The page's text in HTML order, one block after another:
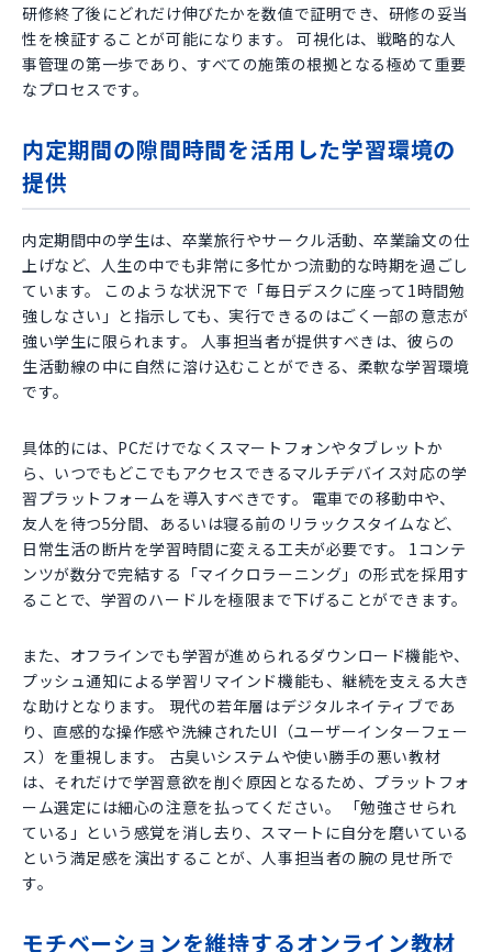
研修終了後にどれだけ伸びたかを数値で証明でき、研修の妥当
性を検証することが可能になります。 可視化は、戦略的な人
事管理の第一歩であり、すべての施策の根拠となる極めて重要
なプロセスです。
内定期間の隙間時間を活用した学習環境の
提供
内定期間中の学生は、卒業旅行やサークル活動、卒業論文の仕
上げなど、人生の中でも非常に多忙かつ流動的な時期を過ごし
ています。 このような状況下で「毎日デスクに座って1時間勉
強しなさい」と指示しても、実行できるのはごく一部の意志が
強い学生に限られます。 人事担当者が提供すべきは、彼らの
生活動線の中に自然に溶け込むことができる、柔軟な学習環境
です。
具体的には、PCだけでなくスマートフォンやタブレットか
ら、いつでもどこでもアクセスできるマルチデバイス対応の学
習プラットフォームを導入すべきです。 電車での移動中や、
友人を待つ5分間、あるいは寝る前のリラックスタイムなど、
日常生活の断片を学習時間に変える工夫が必要です。 1コンテ
ンツが数分で完結する「マイクロラーニング」の形式を採用す
ることで、学習のハードルを極限まで下げることができます。
また、オフラインでも学習が進められるダウンロード機能や、
プッシュ通知による学習リマインド機能も、継続を支える大き
な助けとなります。 現代の若年層はデジタルネイティブであ
り、直感的な操作感や洗練されたUI（ユーザーインターフェー
ス）を重視します。 古臭いシステムや使い勝手の悪い教材
は、それだけで学習意欲を削ぐ原因となるため、プラットフォ
ーム選定には細心の注意を払ってください。 「勉強させられ
ている」という感覚を消し去り、スマートに自分を磨いている
という満足感を演出することが、人事担当者の腕の見せ所で
す。
モチベーションを維持するオンライン教材